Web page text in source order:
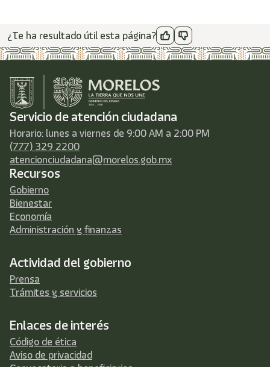
¿Te ha resultado útil esta página?
Servicio de atención ciudadana
Horario: lunes a viernes de 9:00 AM a 2:00 PM
(777) 329 2200
atencionciudadana@morelos.gob.mx
Recursos
Gobierno
Bienestar
Economía
Administración y finanzas
Actividad del gobierno
Prensa
Trámites y servicios
Enlaces de interés
Código de ética
Aviso de privacidad